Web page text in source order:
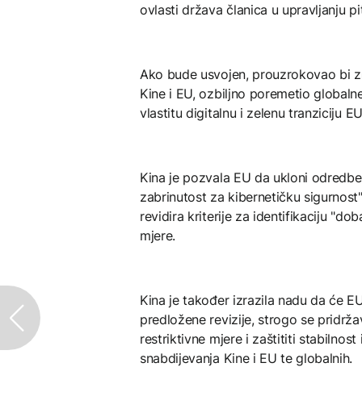
ovlasti država članica u upravljanju
Ako bude usvojen, prouzrokovao bi
Kine i EU, ozbiljno poremetio
vlastitu digitalnu i zelenu tranziciju
Kina je pozvala EU da ukloni
zabrinutost za kibernetičku
revidira kriterije za identifikaciju
mjere.
Kina je također izrazila nadu da će
predložene revizije, strogo se
restriktivne mjere i zaštititi stabilnost
snabdijevanja Kine i EU te globalnih.